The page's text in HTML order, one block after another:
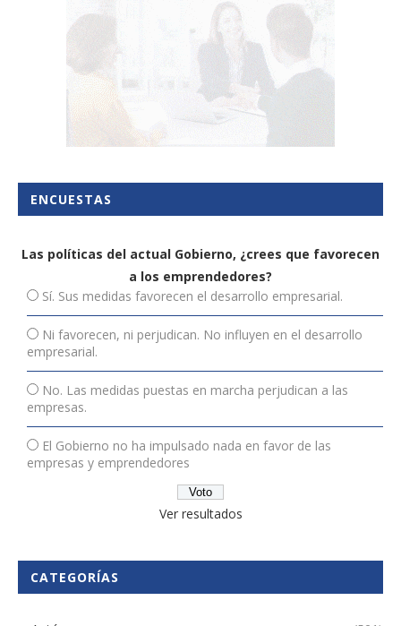
ENCUESTAS
Las políticas del actual Gobierno, ¿crees que favorecen
a los emprendedores?
Sí. Sus medidas favorecen el desarrollo empresarial.
Ni favorecen, ni perjudican. No influyen en el desarrollo
empresarial.
No. Las medidas puestas en marcha perjudican a las
empresas.
El Gobierno no ha impulsado nada en favor de las
empresas y emprendedores
Ver resultados
CATEGORÍAS